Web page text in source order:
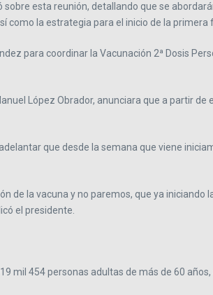
esta reunión, detallando que se
como la estrategia para el inicio de la
para coordinar la Vacunación 2ª Dosis
López Obrador, anunciara que a partir
que desde la semana que viene
de la vacuna y no paremos, que ya
el presidente.
mil 454 personas adultas de más de 60